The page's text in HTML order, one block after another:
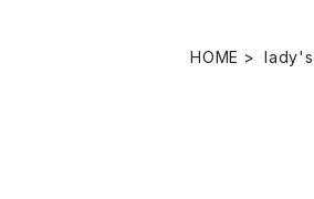
HOME lady's